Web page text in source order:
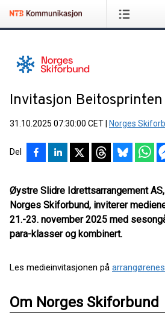
Invitasjon
31.10.2025 07:30:00 CET Norges
Del
Øystre Slidre Idrettsarrangement
Norges Skiforbund, inviterer
21.-23. november 2025 med
para-klasser og kombinert.
Les medieinvitasjonen på
Om Norges Skiforbund